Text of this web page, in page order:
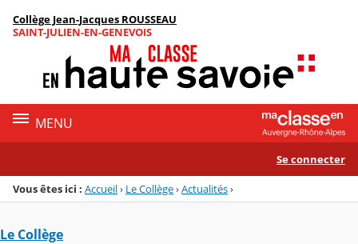
Menu de la rubrique
Contenu
Collège Jean-Jacques ROUSSEAU
SAINT-JULIEN-EN-GENEVOIS
MENU
Se connecter
Vous êtes ici : Accueil› Le Collège›Actualités›
Le Collège